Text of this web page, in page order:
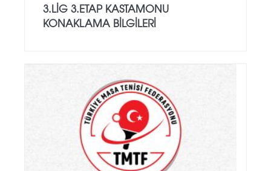
3.LİG 3.ETAP KASTAMONU
KONAKLAMA BILGILERI